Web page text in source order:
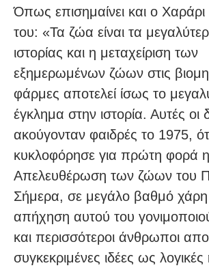
Όπως επισημαίνει και ο
του: «Τα ζώα είναι τα
ιστορίας και η μεταχείριση των
εξημερωμένων ζώων στις
φάρμες αποτελεί ίσως το
έγκλημα στην ιστορία. Αυτές οι
ακούγονταν φαιδρές το 1975,
κυκλοφόρησε για πρώτη φορά η
Απελευθέρωση των ζώων του
Σήμερα, σε μεγάλο βαθμό
απήχηση αυτού του
και περισσότεροι άνθρωποι
συγκεκριμένες ιδέες ως λογικές